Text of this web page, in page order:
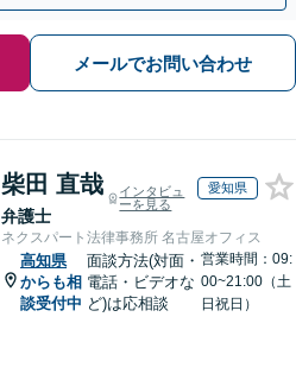
メールでお問い合わせ
柴田 直哉
弁護士
インタビュ
ーを見る
愛知県
ネクスパート法律事務所 名古屋オフィス
高知県
からも相
談受付中
面談方法(対面・
電話・ビデオな
ど)は応相談
営業時間：09:
00~21:00（土
日祝日）